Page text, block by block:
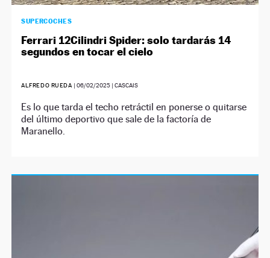
SUPERCOCHES
Ferrari 12Cilindri Spider: solo tardarás 14
segundos en tocar el cielo
ALFREDO RUEDA | 06/02/2025| CASCAIS
Es lo que tarda el techo retráctil en ponerse o quitarse
del último deportivo que sale de la factoría de
Maranello.